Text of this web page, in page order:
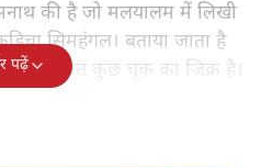
की है जो मलयालम में लिखी
सिमहंगल। बताया जाता है
से संबंधित कुछ चूक का जिक्र है।
पढ़ें